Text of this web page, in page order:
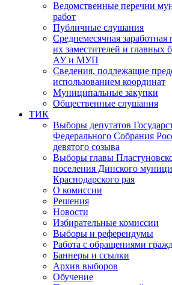
Ведомственные перечни
работ
Публичные слушания
Среднемесячная заработная
их заместителей и главных
АУ и МУП
Сведения, подлежащие
использованием координат
Муниципальные закупки
Общественные слушания
ТИК
Выборы депутатов
Федерального Собрания
девятого созыва
Выборы главы
поселения Динского
Краснодарского рая
О комиссии
Решения
Новости
Избирательные комиссии
Выборы и референдумы
Работа с обращениями
Баннеры и ссылки
Архив выборов
Обучение